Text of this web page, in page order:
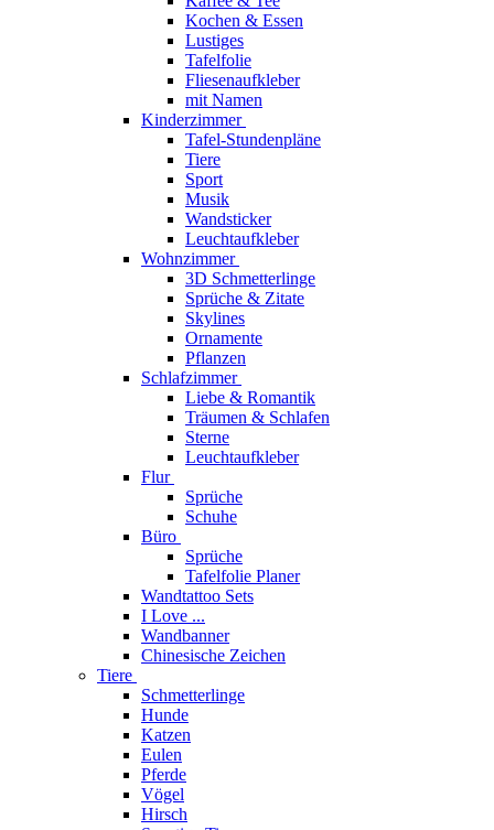
Kochen & Essen
Lustiges
Tafelfolie
Fliesenaufkleber
mit Namen
Kinderzimmer
Tafel-Stundenpläne
Tiere
Sport
Musik
Wandsticker
Leuchtaufkleber
Wohnzimmer
3D Schmetterlinge
Sprüche & Zitate
Skylines
Ornamente
Pflanzen
Schlafzimmer
Liebe & Romantik
Träumen & Schlafen
Sterne
Leuchtaufkleber
Flur
Sprüche
Schuhe
Büro
Sprüche
Tafelfolie Planer
Wandtattoo Sets
I Love ...
Wandbanner
Chinesische Zeichen
Tiere
Schmetterlinge
Hunde
Katzen
Eulen
Pferde
Vögel
Hirsch